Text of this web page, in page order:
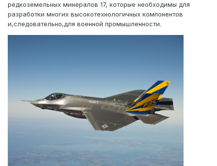
редкоземельных минералов 17, которые необходимы для
разработки многих высокотехнологичных компонентов
и,следовательно,для военной промышленности.